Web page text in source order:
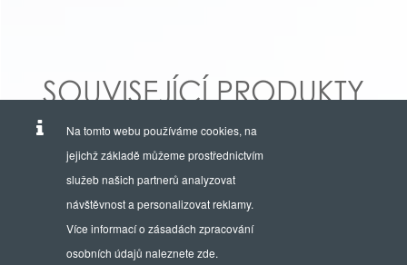
SOUVISEJÍCÍ PRODUKTY
Na tomto webu používáme cookies, na
jejichž základě můžeme prostřednictvím
služeb našich partnerů analyzovat
návštěvnost a personalizovat reklamy.
Více informací o zásadách zpracování
osobních údajů naleznete zde.